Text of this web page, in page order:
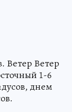
Ветер Ветер
1-6
днем